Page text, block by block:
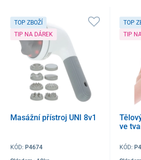
TOP ZBOŽÍ
TIP NA DÁREK
Masážní přístroj UNI 8v1
KÓD: P4674
TOP
TIP
ve
KÓD: